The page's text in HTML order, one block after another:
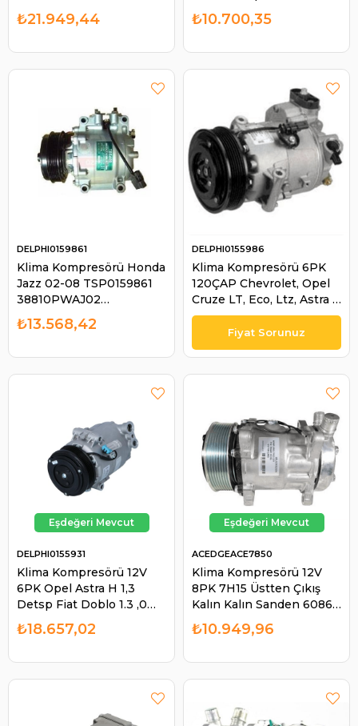
Wut 42010557 | DELPHI
0155949
₺21.949,44
Tüm Modeller 98-
TSP0155145 | DELPHI
₺10.700,35
Klima Kompresörü Honda
Jazz 02-08 TSP0159861
38810PWAJ02
8FK351322941
(ACP1322000S)
0159861
DELPHI0159861
₺13.568,42
Klima Kompresörü 6PK
120ÇAP Chevrolet, Opel
Cruze LT, Eco, Ltz, Astra J
1.4, 1.6 (A14XEL,A14XER,
A16XER) 09- Opel Astra J
Chevr | DELPHI 0155986
DELPHI0155986
Klima Kompresörü 12V
6PK Opel Astra H 1,3
Detsp Fiat Doblo 1.3 ,0
Mahle Original
ACP125000P | DELPHI
DELPHI0155931
₺18.657,02
Klima Kompresörü 12V
8PK 7H15 Üstten Çıkış
Kalın Kalın Sanden 6086
Mercedes Sprinter Vw
Crafter Arka Klima Sonra
ACEDGEACE7850
₺10.949,96